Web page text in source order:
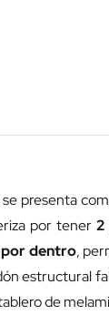
se presenta
por tener 2
por dentro,
estructural
de